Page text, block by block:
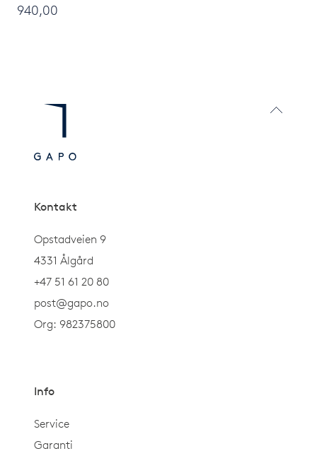
940,00
Kontakt
Opstadveien 9
4331 Ålgård
+47 51 61 20 80
post@gapo.no
Org: 982375800
Info
Service
Garanti